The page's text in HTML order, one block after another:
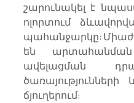
շարունակել է
ոլորտում
պահանջարկը:
են
ավելացման
ծառայությունների
ճյուղերում: